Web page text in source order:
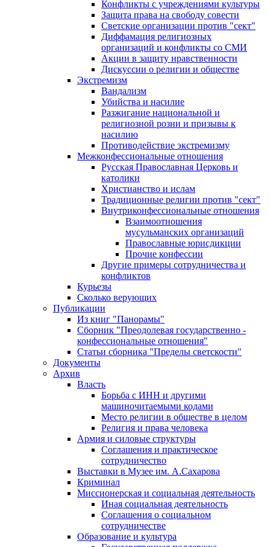
Конфликты с учреждениями культуры
Защита права на свободу совести
Светские организации против "сект"
Диффамация религиозных
организаций и конфликты со СМИ
Акции в защиту нравственности
Дискуссии о религии и обществе
Экстремизм
Вандализм
Убийства и насилие
Разжигание национальной и
религиозной розни и призывы к
насилию
Противодействие экстремизму
Межконфессиональные отношения
Русская Православная Церковь и
католики
Христианство и ислам
Традиционные религии против "сект"
Внутриконфессиональные отношения
Взаимоотношения
мусульманских организаций
Православные юрисдикции
Прочие конфессии
Другие примеры сотрудничества и
конфликтов
Курьезы
Сколько верующих
Публикации
Из книг "Панорамы"
Сборник "Преодолевая государственно -
конфессиональные отношения"
Статьи сборника "Пределы светскости"
Документы
Архив
Власть
Борьба с ИНН и другими
машиночитаемыми кодами
Место религии в обществе в целом
Религия и права человека
Армия и силовые структуры
Соглашения и практическое
сотрудничество
Выставки в Музее им. А.Сахарова
Криминал
Миссионерская и социальная деятельность
Иная социальная деятельность
Соглашения о социальном
сотрудничестве
Образование и культура